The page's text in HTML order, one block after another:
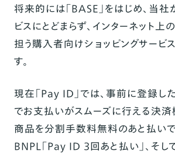
将来的には「BASE」をはじめ、当
ビスにとどまらず、インターネット上
担う購入者向けショッピングサービ
す。
現在「Pay ID」では、事前に登録し
でお支払いがスムーズに行える決済
商品を分割手数料無料のあと払い
BNPL「Pay ID 3回あと払い」、そし